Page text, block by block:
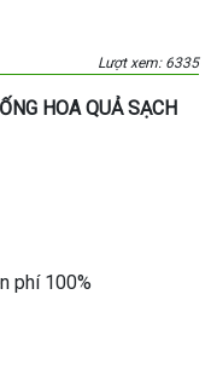
Lượt xem: 6335
HOA QUẢ SẠCH
phí 100%